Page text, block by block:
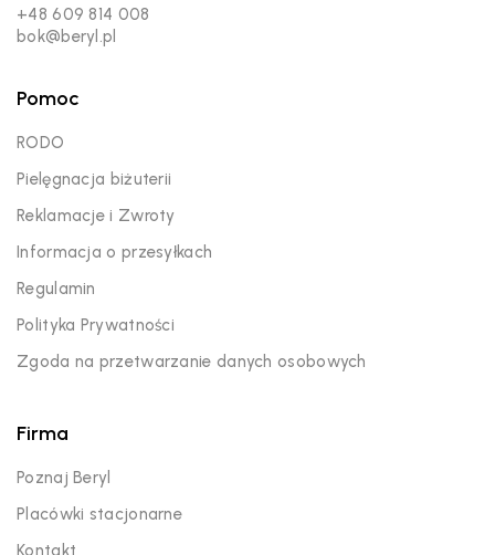
+48 609 814 008
bok@beryl.pl
Pomoc
RODO
Pielęgnacja biżuterii
Reklamacje i Zwroty
Informacja o przesyłkach
Regulamin
Polityka Prywatności
Zgoda na przetwarzanie danych osobowych
Firma
Poznaj Beryl
Placówki stacjonarne
Kontakt